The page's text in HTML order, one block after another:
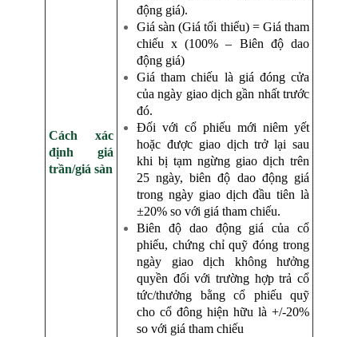
Cách xác
định giá
trần/giá sàn
động giá).
Giá sàn (Giá tối thiểu) = Giá tham
chiếu x (100% – Biên độ dao
động giá)
Giá tham chiếu là giá đóng cửa
của ngày giao dịch gần nhất trước
đó.
Đối với cổ phiếu mới niêm yết
hoặc được giao dịch trở lại sau
khi bị tạm ngừng giao dịch trên
25 ngày, biên độ dao động giá
trong ngày giao dịch đầu tiên là
±20% so với giá tham chiếu.
Biên độ dao động giá của cổ
phiếu, chứng chỉ quỹ đóng trong
ngày giao dịch không hưởng
quyền đối với trường hợp trả cổ
tức/thưởng bằng cổ phiếu quỹ
cho cổ đông hiện hữu là +/-20%
so với giá tham chiếu